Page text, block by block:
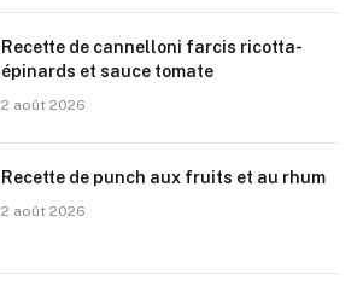
Recette de cannelloni farcis ricotta-
épinards et sauce tomate
2 août 2026
Recette de punch aux fruits et au rhum
2 août 2026